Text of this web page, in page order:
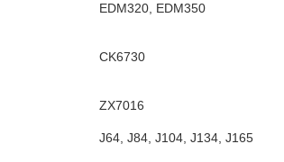
EDM320, EDM350
CK6730
ZX7016
J64, J84, J104, J134, J165